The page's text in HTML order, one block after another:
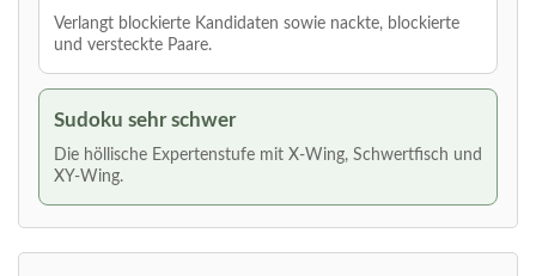
Verlangt blockierte Kandidaten sowie nackte, blockierte
und versteckte Paare.
Sudoku sehr schwer
Die höllische Expertenstufe mit X-Wing, Schwertfisch und
XY-Wing.